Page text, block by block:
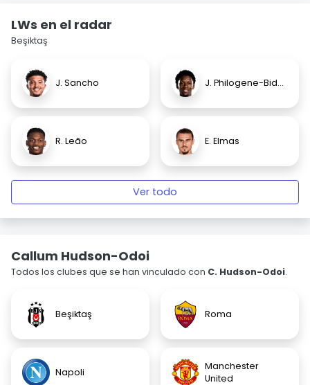
LWs en el radar
Beşiktaş
J. Sancho J. Philogene-Bidace
R. Leão E. Elmas
Ver todo
Callum Hudson-Odoi
Todos los clubes que se han vinculado con C. Hudson-Odoi.
Beşiktaş Roma
Napoli
Manchester
United